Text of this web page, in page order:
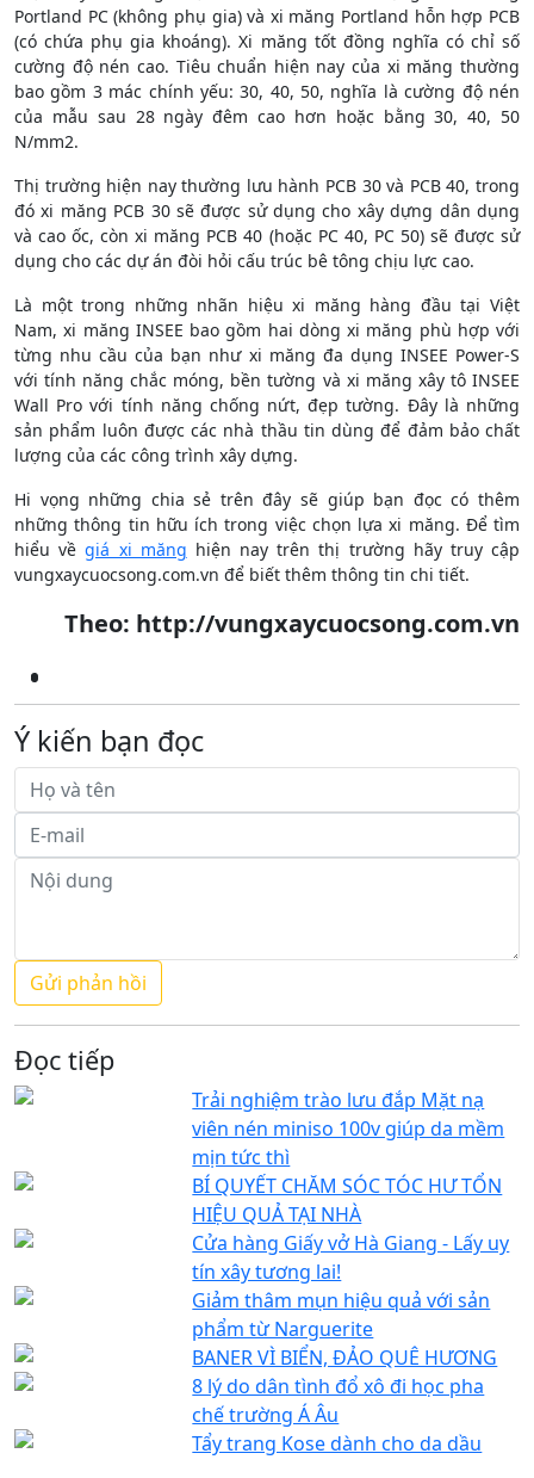
Portland PC (không phụ gia) và xi măng Portland hỗn hợp PCB
(có chứa phụ gia khoáng). Xi măng tốt đồng nghĩa có chỉ số
cường độ nén cao. Tiêu chuẩn hiện nay của xi măng thường
bao gồm 3 mác chính yếu: 30, 40, 50, nghĩa là cường độ nén
của mẫu sau 28 ngày đêm cao hơn hoặc bằng 30, 40, 50
N/mm2.
Thị trường hiện nay thường lưu hành PCB 30 và PCB 40, trong
đó xi măng PCB 30 sẽ được sử dụng cho xây dựng dân dụng
và cao ốc, còn xi măng PCB 40 (hoặc PC 40, PC 50) sẽ được sử
dụng cho các dự án đòi hỏi cấu trúc bê tông chịu lực cao.
Là một trong những nhãn hiệu xi măng hàng đầu tại Việt
Nam, xi măng INSEE bao gồm hai dòng xi măng phù hợp với
từng nhu cầu của bạn như xi măng đa dụng INSEE Power-S
với tính năng chắc móng, bền tường và xi măng xây tô INSEE
Wall Pro với tính năng chống nứt, đẹp tường. Đây là những
sản phẩm luôn được các nhà thầu tin dùng để đảm bảo chất
lượng của các công trình xây dựng.
Hi vọng những chia sẻ trên đây sẽ giúp bạn đọc có thêm
những thông tin hữu ích trong việc chọn lựa xi măng. Để tìm
hiểu vềgiá xi măng hiện nay trên thị trường hãy truy cập
vungxaycuocsong.com.vn để biết thêm thông tin chi tiết.
Theo: http://vungxaycuocsong.com.vn
Ý kiến bạn đọc
Đọc tiếp
Trải nghiệm trào lưu đắp Mặt nạ
viên nén miniso 100v giúp da mềm
mịn tức thì
BÍ QUYẾT CHĂM SÓC TÓC HƯ TỔN
HIỆU QUẢ TẠI NHÀ
Cửa hàng Giấy vở Hà Giang - Lấy uy
tín xây tương lai!
Giảm thâm mụn hiệu quả với sản
phẩm từ Narguerite
BANER VÌ BIỂN, ĐẢO QUÊ HƯƠNG
8 lý do dân tình đổ xô đi học pha
chế trường Á Âu
Tẩy trang Kose dành cho da dầu